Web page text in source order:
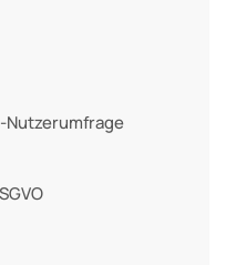
Nutzerumfrage